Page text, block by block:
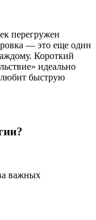
перегружен
— это еще один
Короткий
идеально
быструю
важных